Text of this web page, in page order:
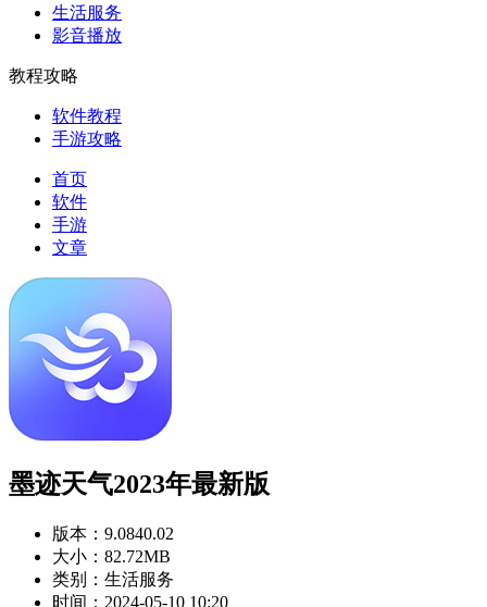
生活服务
影音播放
教程攻略
软件教程
手游攻略
首页
软件
手游
文章
墨迹天气2023年最新版
版本： 9.0840.02
大小： 82.72MB
类别： 生活服务
时间： 2024-05-10 10:20